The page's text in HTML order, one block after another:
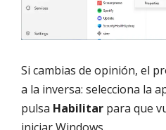
Si cambias de opinión, el
a la inversa: selecciona la
pulsa Habilitar para que